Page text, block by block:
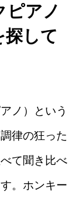
ピアノ
して
ノ）という
律の狂った
て聞き比べ
。ホンキー